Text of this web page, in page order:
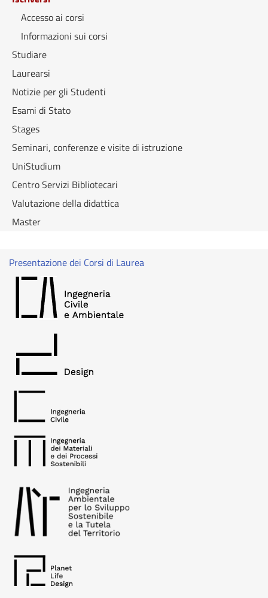
Accesso ai corsi
Informazioni sui corsi
Studiare
Laurearsi
Notizie per gli Studenti
Esami di Stato
Stages
Seminari, conferenze e visite di istruzione
UniStudium
Centro Servizi Bibliotecari
Valutazione della didattica
Master
Presentazione dei Corsi di Laurea